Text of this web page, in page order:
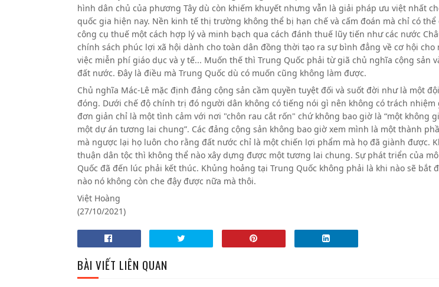
hình dân chủ của phương Tây dù còn khiếm khuyết nhưng vẫn là giải pháp ưu việt nhất
quốc gia hiện nay. Nền kinh tế thị trường không thể bị hạn chế và cấm đoán mà chỉ có
công cụ thuế một cách hợp lý và minh bạch qua cách đánh thuế lũy tiến như các nước
chính sách phúc lợi xã hội dành cho toàn dân đồng thời tạo ra sự bình đẳng về cơ hội cho
việc miễn phí giáo dục và y tế... Muốn thế thì Trung Quốc phải từ giã chủ nghĩa cộng sản
đất nước. Đây là điều mà Trung Quốc dù có muốn cũng không làm được.
Chủ nghĩa Mác-Lê mặc định đảng cộng sản cầm quyền tuyệt đối và suốt đời như là một
đóng. Dưới chế độ chính trị đó người dân không có tiếng nói gì nên không có trách nhiệm
đơn giản chỉ là một tình cảm với nơi "chôn rau cắt rốn" chứ không bao giờ là “một không
một dự án tương lai chung”. Các đảng cộng sản không bao giờ xem mình là một thành
mà ngược lại họ luôn cho rằng đất nước chỉ là một chiến lợi phẩm mà họ đã giành được.
thuận dân tộc thì không thể nào xây dựng được một tương lai chung. Sự phát triển của
Quốc đã đến lúc phải kết thúc. Khủng hoảng tại Trung Quốc không phải là khi nào sẽ bắt
nào nó không còn che đậy được nữa mà thôi.
Việt Hoàng
(27/10/2021)
BÀI VIẾT LIÊN QUAN